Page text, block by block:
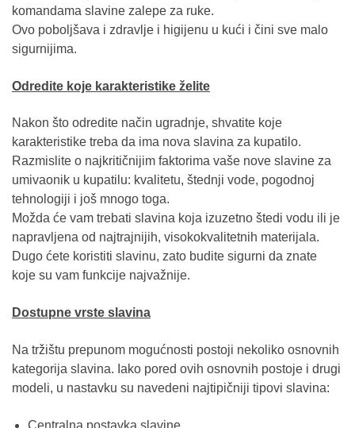
komandama slavine zalepe za ruke.
Ovo poboljšava i zdravlje i higijenu u kući i čini sve malo
sigurnijima.
Odredite koje karakteristike želite
Nakon što odredite način ugradnje, shvatite koje
karakteristike treba da ima nova slavina za kupatilo.
Razmislite o najkritičnijim faktorima vaše nove slavine za
umivaonik u kupatilu: kvalitetu, štednji vode, pogodnoj
tehnologiji i još mnogo toga.
Možda će vam trebati slavina koja izuzetno štedi vodu ili je
napravljena od najtrajnijih, visokokvalitetnih materijala.
Dugo ćete koristiti slavinu, zato budite sigurni da znate
koje su vam funkcije najvažnije.
Dostupne vrste slavina
Na tržištu prepunom mogućnosti postoji nekoliko osnovnih
kategorija slavina. Iako pored ovih osnovnih postoje i drugi
modeli, u nastavku su navedeni najtipičniji tipovi slavina: